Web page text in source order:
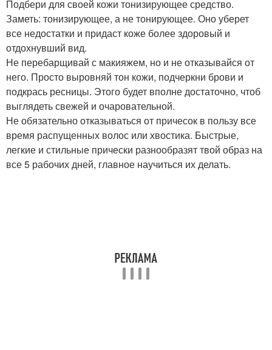
Подбери для своей кожи тонизирующее средство.
Заметь: тонизирующее, а не тонирующее. Оно уберет
все недостатки и придаст коже более здоровый и
отдохнувший вид.
Не перебарщивай с макияжем, но и не отказывайся от
него. Просто выровняй тон кожи, подчеркни брови и
подкрась ресницы. Этого будет вполне достаточно, чтоб
выглядеть свежей и очаровательной.
Не обязательно отказываться от причесок в пользу все
время распущенных волос или хвостика. Быстрые,
легкие и стильные прически разнообразят твой образ на
все 5 рабочих дней, главное научиться их делать.